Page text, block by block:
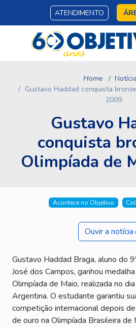
ATENDIMENTO
Home
Gustavo Haddad conquista
2009
Gustavo
conquista
Olimpíada de
Acontece no Objetivo
Ouvir a notícia
Gustavo Haddad Braga, aluno do
José dos Campos, ganhou
Olimpíada de Maio, realizada no
Argentina. O estudante garantiu
competição internacional depois
de ouro na Olimpíada Brasileira